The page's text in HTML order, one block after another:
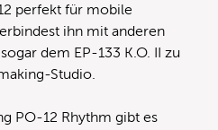
perfekt für mobile
ihn mit anderen
dem EP-133 K.O. II zu
Studio.
PO-12 Rhythm gibt es